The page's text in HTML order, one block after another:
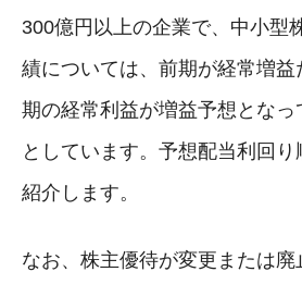
300億円以上の企業で、中小型
績については、前期が経常増益
期の経常利益が増益予想とな
としています。予想配当利回
紹介します。
なお、株主優待が変更または